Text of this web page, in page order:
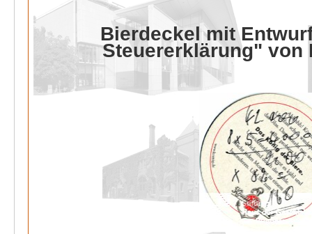
Bierdeckel mit
Steuererklärung" von